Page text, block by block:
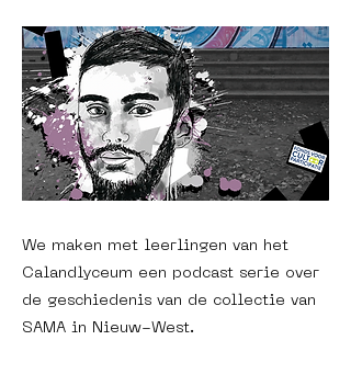
We maken met leerlingen van het
Calandlyceum een podcast serie over
de geschiedenis van de collectie van
SAMA in Nieuw-West.